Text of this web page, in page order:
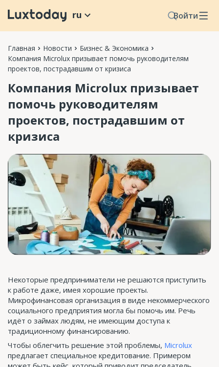
Войти
ru
Главная Новости
Бизнес & Экономика
Компания Microlux призывает помочь руководителям
проектов, пострадавшим от кризиса
Компания Microlux призывает
помочь руководителям
проектов, пострадавшим от
кризиса
Некоторые предприниматели не решаются приступить
к работе даже, имея хорошие проекты.
Микрофинансовая организация в виде некоммерческого
социального предприятия могла бы помочь им. Речь
идёт о займах людям, не имеющим доступа к
традиционному финансированию.
Чтобы облегчить решение этой проблемы, Microlux
предлагает специальное кредитование. Примером